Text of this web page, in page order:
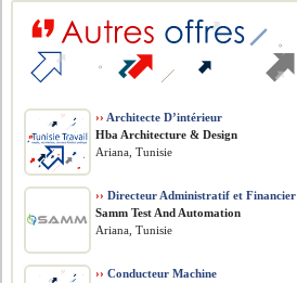
›› Architecte D’intérieur
Hba Architecture & Design
Ariana, Tunisie
›› Directeur Administratif et Financier
Samm Test And Automation
Ariana, Tunisie
›› Conducteur Machine